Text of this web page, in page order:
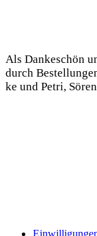
Als Dan­ke­schön
durch
ke und Petri, Sören